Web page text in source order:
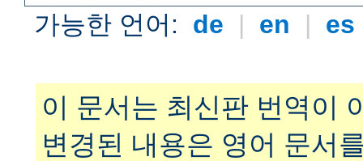
가능한 언어: de | en | es
이 문서는 최신판 번역이
변경된 내용은 영어 문서